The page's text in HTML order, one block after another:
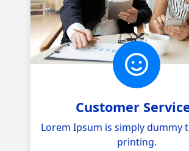
Customer
Lorem Ipsum is simply dummy
printing.